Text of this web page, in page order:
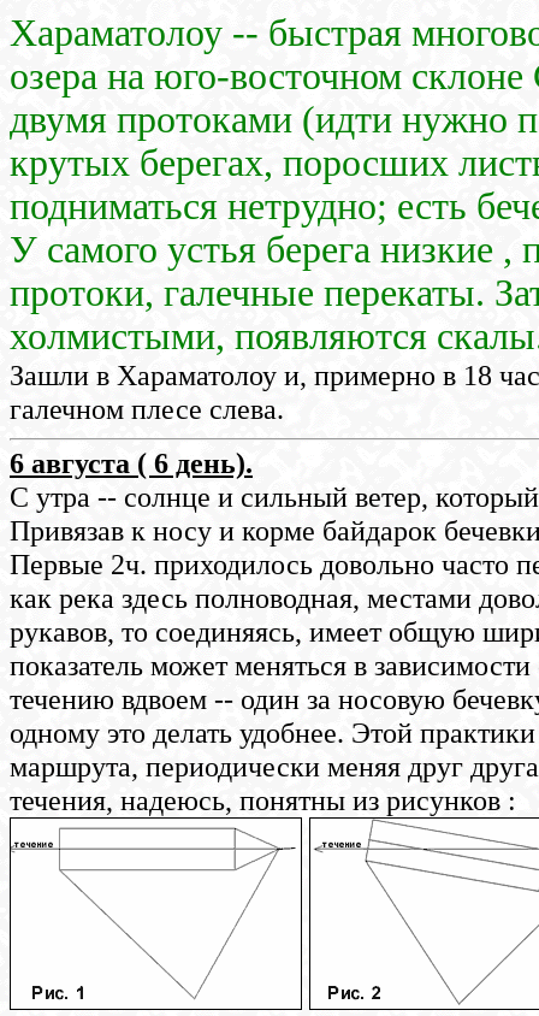
Хараматолоу -- быстрая
озера на юго-восточном
двумя протоками (идти нужно
крутых берегах, поросших
подниматься нетрудно; есть
У самого устья берега низкие
протоки, галечные перекаты.
холмистыми, появляются
Зашли в Хараматолоу и, примерно в 18
галечном плесе слева.
6 августа ( 6 день).
С утра -- солнце и сильный ветер,
Привязав к носу и корме байдарок
Первые 2ч. приходилось довольно часто
как река здесь полноводная, местами
рукавов, то соединяясь, имеет общую
показатель может меняться в
течению вдвоем -- один за носовую
одному это делать удобнее. Этой
маршрута, периодически меняя друг
течения, надеюсь, понятны из рисунков :